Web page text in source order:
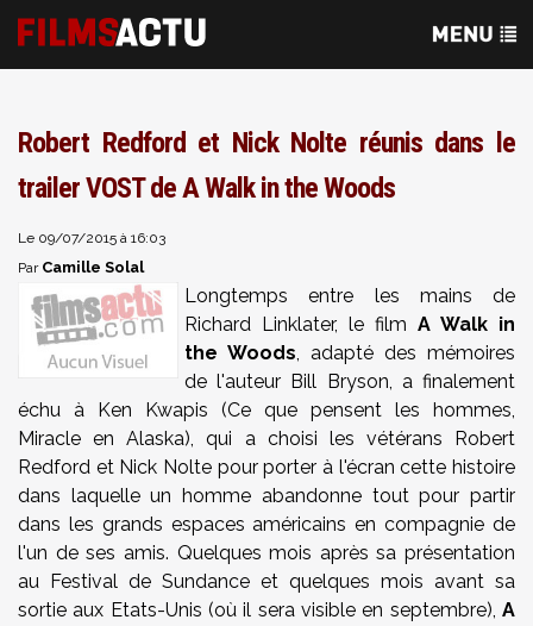
Robert Redford et Nick Nolte réunis dans le
trailer VOST de A Walk in the Woods
Le 09/07/2015 à 16:03
Par Camille Solal
Longtemps entre les mains de
Richard Linklater, le film A Walk in
the Woods, adapté des mémoires
de l'auteur Bill Bryson, a finalement
échu à Ken Kwapis (Ce que pensent les hommes,
Miracle en Alaska), qui a choisi les vétérans Robert
Redford et Nick Nolte pour porter à l'écran cette histoire
dans laquelle un homme abandonne tout pour partir
dans les grands espaces américains en compagnie de
l'un de ses amis. Quelques mois après sa présentation
au Festival de Sundance et quelques mois avant sa
sortie aux Etats-Unis (où il sera visible en septembre), A